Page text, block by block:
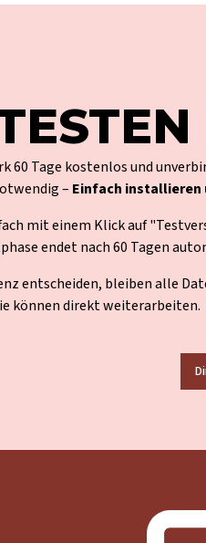
60 Tage kostenlos und
– Einfach installieren
mit einem Klick auf
endet nach 60 Tagen
entscheiden, bleiben alle
können direkt weiterarbeiten.